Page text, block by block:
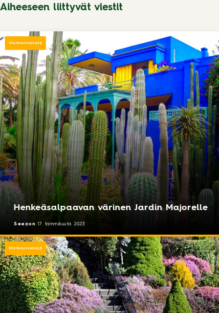
Aiheeseen liittyvät viestit
Henkeäsalpaavan värinen Jardin Majorelle
Seezon 17. tammikuuta 2023
Matkavinkkejä
Matkavinkkejä